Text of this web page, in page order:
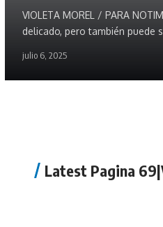
VIOLETA MOREL / PARA
delicado, pero también puede
julio 6, 2025
Latest Pagina